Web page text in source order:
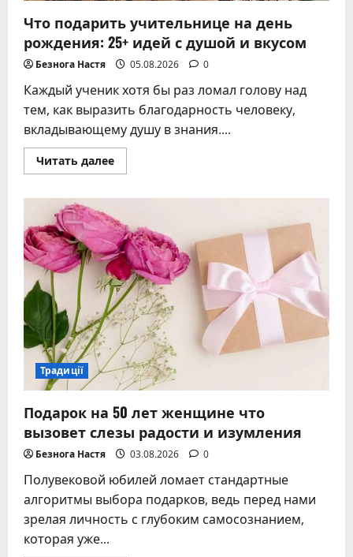
Что подарить учительнице на день
рождения: 25+ идей с душой и вкусом
Безнога Настя 05.08.2026 0
Каждый ученик хотя бы раз ломал голову над
тем, как выразить благодарность человеку,
вкладывающему душу в знания....
Читать далееПрочитать
больше
учительнице
на
день
рождения:
25+
идей
с
душой
и
вкусом
Традиції
Подарок на 50 лет женщине что
вызовет слезы радости и изумления
Безнога Настя 03.08.2026 0
Полувековой юбилей ломает стандартные
алгоритмы выбора подарков, ведь перед нами
зрелая личность с глубоким самосознанием,
которая уже...